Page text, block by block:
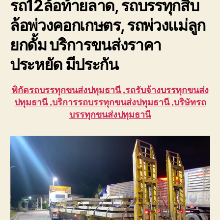
รถ12ล้อท้ายลาด, รถบรรทุกสิบ
ล้อพ่วงคอกเกษตร, รถพ่วงแม่ลูก
ยกดั้ม บริการขนส่งราคา
ประหยัด มีประกัน
พิกัดรถบรรทุกขนส่งปทุมธานี ,รถรับจ้างบรรทุกขนส่ง
ปทุมธานี ,บริการรถบรรทุกขนส่งปทุมธานี ,บริษัทรถ
บรรทุกขนส่งปทุมธานี